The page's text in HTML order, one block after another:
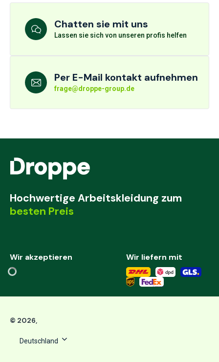
Chatten sie mit uns
Lassen sie sich von unseren profis helfen
Per E-Mail kontakt aufnehmen
frage@droppe-group.de
Hochwertige Arbeitskleidung zum
besten Preis
Wir akzeptieren Wir liefern mit
© 2026,
Deutschland